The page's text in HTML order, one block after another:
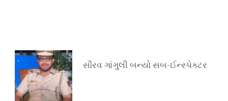
સૌરવ ગાંગુલી બન્યો સબ-ઈન્સ્પેક્ટર